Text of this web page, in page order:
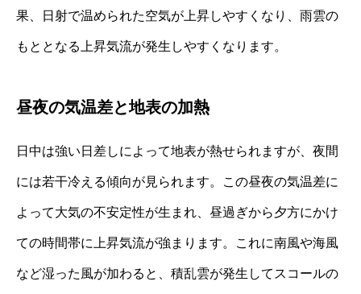
果、日射で温められた空気が上昇しやすくなり、雨雲の
もととなる上昇気流が発生しやすくなります。
昼夜の気温差と地表の加熱
日中は強い日差しによって地表が熱せられますが、夜間
には若干冷える傾向が見られます。この昼夜の気温差に
よって大気の不安定性が生まれ、昼過ぎから夕方にかけ
ての時間帯に上昇気流が強まります。これに南風や海風
など湿った風が加わると、積乱雲が発生してスコールの